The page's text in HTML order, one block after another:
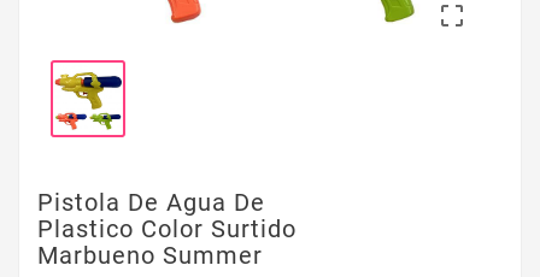

Pistola De Agua De
Plastico Color Surtido
Marbueno Summer